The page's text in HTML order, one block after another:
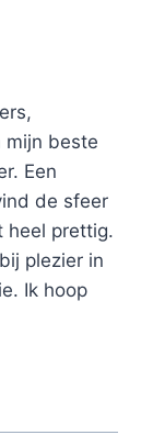
mijn beste
Een
de sfeer
heel prettig.
plezier in
Ik hoop